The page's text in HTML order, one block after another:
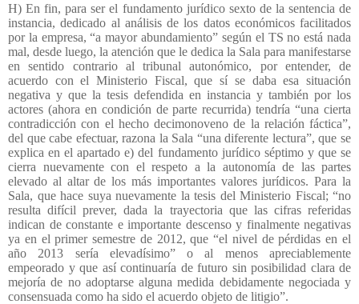
H) En fin, para ser el fundamento jurídico sexto de la sentencia de
instancia, dedicado al análisis de los datos económicos facilitados
por la empresa, “a mayor abundamiento” según el TS no está nada
mal, desde luego, la atención que le dedica la Sala para manifestarse
en sentido contrario al tribunal autonómico, por entender, de
acuerdo con el Ministerio Fiscal, que sí se daba esa situación
negativa y que la tesis defendida en instancia y también por los
actores (ahora en condición de parte recurrida) tendría “una cierta
contradicción con el hecho decimonoveno de la relación fáctica”,
del que cabe efectuar, razona la Sala “una diferente lectura”, que se
explica en el apartado e) del fundamento jurídico séptimo y que se
cierra nuevamente con el respeto a la autonomía de las partes
elevado al altar de los más importantes valores jurídicos. Para la
Sala, que hace suya nuevamente la tesis del Ministerio Fiscal; “no
resulta difícil prever, dada la trayectoria que las cifras referidas
indican de constante e importante descenso y finalmente negativas
ya en el primer semestre de 2012, que “el nivel de pérdidas en el
año 2013 sería elevadísimo” o al menos apreciablemente
empeorado y que así continuaría de futuro sin posibilidad clara de
mejoría de no adoptarse alguna medida debidamente negociada y
consensuada como ha sido el acuerdo objeto de litigio”.